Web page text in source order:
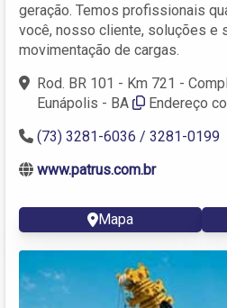
geração. Temos profissionais
você, nosso cliente, soluções e
movimentação de cargas.
Rod. BR 101 - Km 721 -
Eunápolis - BA
Endereço
(73) 3281-6036 / 3281-0199
www.patrus.com.br
Mapa